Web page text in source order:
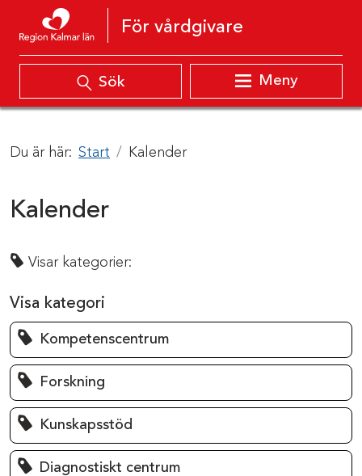
Hoppa till innehåll
För vårdgivare
Sök Meny
Du är här: Start Kalender
Kalender
Visar kategorier:
Visa kategori
Kompetenscentrum
Forskning
Kunskapsstöd
Diagnostiskt centrum